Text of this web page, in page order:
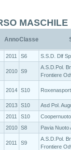
MASCHILE
AnnoClasse
2011 S6 S.S.D. Dlf
2010 S9
A.S.D.Pol.
Frontiere
2014 S10
2013 S10
Asd Pol.
2011 S10
2010 S8 Pavia Nuoto
2011 S9
A.S.D.Pol.
Frontiere